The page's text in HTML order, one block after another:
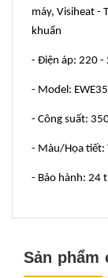
máy, Visiheat -
khuẩn
- Điện áp: 220 -
- Model:
- Công suất:
- Màu/Họa tiết:
- Bảo hành: 24
Sản phẩm